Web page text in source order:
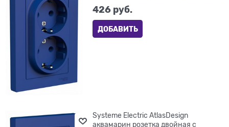
426 руб.
ДОБАВИТЬ
Systeme Electric AtlasDesign
аквамарин розетка двойная с